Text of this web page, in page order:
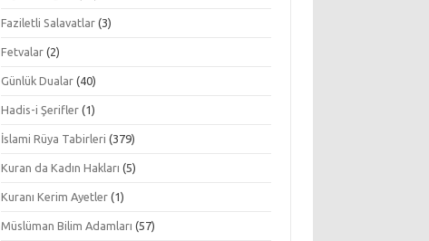
Faziletli Salavatlar (3)
Fetvalar (2)
Günlük Dualar (40)
Hadis-i Şerifler (1)
İslami Rüya Tabirleri (379)
Kuran da Kadın Hakları (5)
Kuranı Kerim Ayetler (1)
Müslüman Bilim Adamları (57)